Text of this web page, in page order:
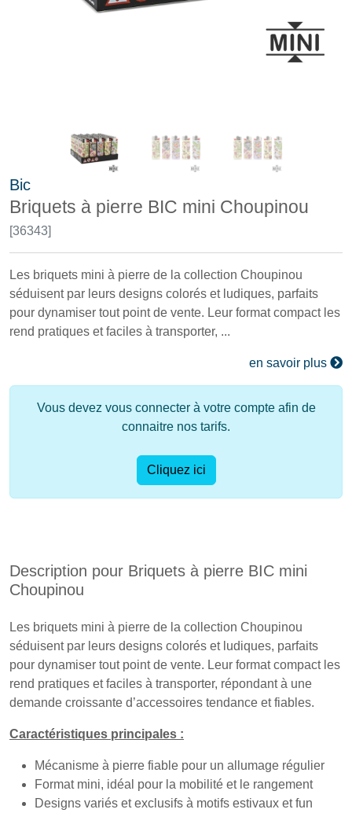
Bic
Briquets à pierre BIC mini Choupinou
[36343]
Les briquets mini à pierre de la collection Choupinou
séduisent par leurs designs colorés et ludiques, parfaits
pour dynamiser tout point de vente. Leur format compact les
rend pratiques et faciles à transporter, ...
en savoir plus
Vous devez vous connecter à votre compte afin de
connaitre nos tarifs.
Cliquez ici
Description pour Briquets à pierre BIC mini
Choupinou
Les briquets mini à pierre de la collection Choupinou
séduisent par leurs designs colorés et ludiques, parfaits
pour dynamiser tout point de vente. Leur format compact les
rend pratiques et faciles à transporter, répondant à une
demande croissante d’accessoires tendance et fiables.
Caractéristiques principales :
Mécanisme à pierre fiable pour un allumage régulier
Format mini, idéal pour la mobilité et le rangement
Designs variés et exclusifs à motifs estivaux et fun